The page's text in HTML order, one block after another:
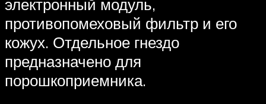
электронный модуль,
противопомеховый фильтр и его
кожух. Отдельное гнездо
предназначено для
порошкоприемника.